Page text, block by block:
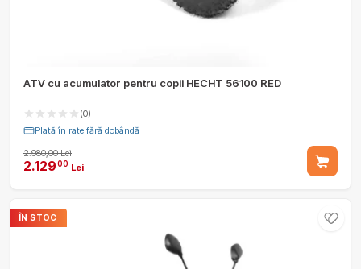
ATV cu acumulator pentru copii HECHT 56100 RED
(0)
Plată în rate fără dobândă
2.980,00 Lei
2.12900 Lei
ÎN STOC